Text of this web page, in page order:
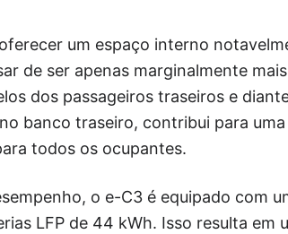
um espaço interno
de ser apenas marginalmente
dos passageiros traseiros e
banco traseiro, contribui para
todos os ocupantes.
o e-C3 é equipado com
LFP de 44 kWh. Isso resulta em